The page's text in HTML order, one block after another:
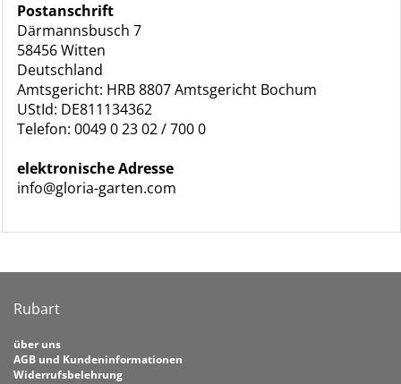
Postanschrift
Därmannsbusch 7
58456 Witten
Deutschland
Amtsgericht: HRB 8807 Amtsgericht Bochum
UStId: DE811134362
Telefon: 0049 0 23 02 / 700 0
elektronische Adresse
info@gloria-garten.com
Rubart
über uns
AGB und Kundeninformationen
Widerrufsbelehrung